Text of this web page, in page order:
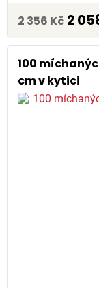
2 356 Kč 2
100
cm v kytici